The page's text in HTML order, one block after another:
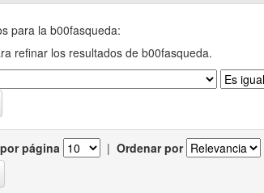
para la b00fasqueda:
refinar los resultados de b00fasqueda.
página | Ordenar por